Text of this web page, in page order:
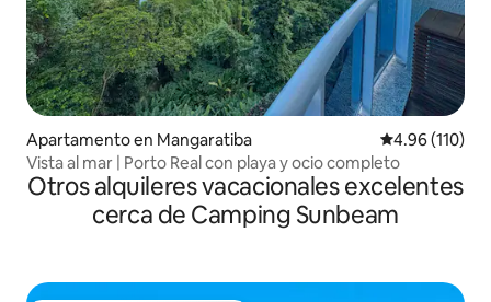
Apartamento en Mangaratiba Calificación
4.96 (110)
Vista al mar | Porto Real con playa y ocio completo
Otros alquileres vacacionales excelentes
cerca de Camping Sunbeam